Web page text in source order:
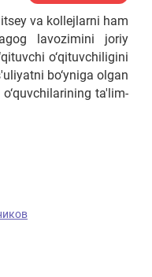
va kollejlarni ham
lavozimini joriy
o‘qituvchiligini
bo‘yniga olgan
ta'lim-
pedagogga o‘z
imkoniyat berib,
darslarini
Shundagina
oldida o‘qituvchilik
hurmat qozonishni